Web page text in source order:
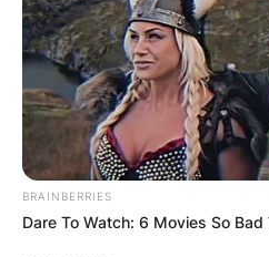
BRAINBERRIES
Dare To Watch: 6 Movies So Bad